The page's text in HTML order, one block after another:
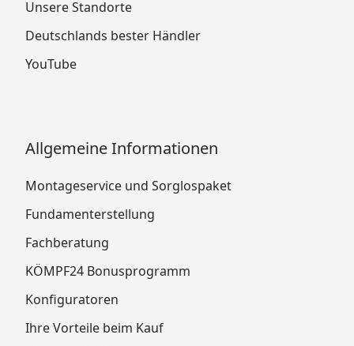
Unsere Standorte
Deutschlands bester Händler
YouTube
Allgemeine Informationen
Montageservice und Sorglospaket
Fundamenterstellung
Fachberatung
KÖMPF24 Bonusprogramm
Konfiguratoren
Ihre Vorteile beim Kauf